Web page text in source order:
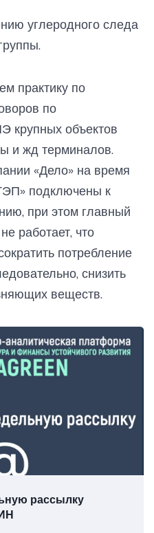
углеродного следа
практику по
по
крупных объектов
и жд терминалов.
«Дело» на время
подключены к
при этом главный
работает, что
потребление
снизить
веществ.
рассылку